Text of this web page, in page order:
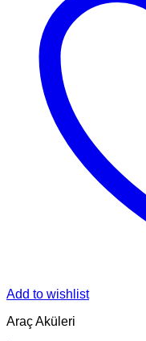
Add to wishlist
Araç Aküleri